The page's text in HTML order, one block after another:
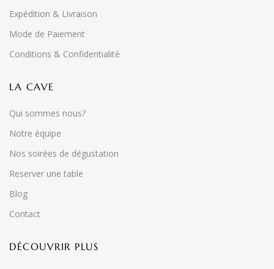
Expédition & Livraison
Mode de Paiement
Conditions & Confidentialité
LA CAVE
Qui sommes nous?
Notre équipe
Nos soirées de dégustation
Reserver une table
Blog
Contact
DÉCOUVRIR PLUS